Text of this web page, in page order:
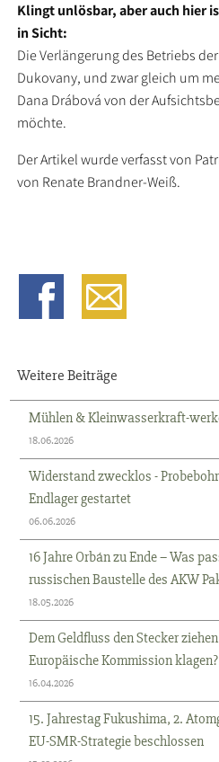
Klingt unlösbar, aber auch hier
in Sicht:
Die Verlängerung des Betriebs
Dukovany, und zwar gleich um
Dana Drábová von der
möchte.
Der Artikel wurde verfasst von
von Renate Brandner-Weiß.
Weitere Beiträge
Mühlen & Kleinwasserkraft-
18.06.2026
Widerstand zwecklos -
Endlager gestartet
06.06.2026
16 Jahre Orbán zu Ende – Was
russischen Baustelle des AKW
18.05.2026
Dem Geldfluss den Stecker
Europäische Kommission klagen?
16.04.2026
15. Jahrestag Fukushima, 2.
EU-SMR-Strategie beschlossen